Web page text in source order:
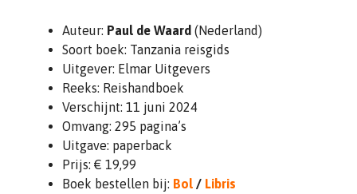
Auteur: Paul de Waard (Nederland)
Soort boek: Tanzania reisgids
Uitgever: Elmar Uitgevers
Reeks: Reishandboek
Verschijnt: 11 juni 2024
Omvang: 295 pagina’s
Uitgave: paperback
Prijs: € 19,99
Boek bestellen bij: Bol / Libris